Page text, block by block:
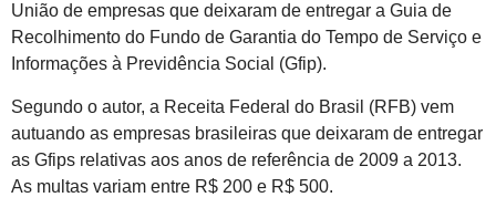
União de empresas que deixaram de entregar a Guia de
Recolhimento do Fundo de Garantia do Tempo de Serviço e
Informações à Previdência Social (Gfip).
Segundo o autor, a Receita Federal do Brasil (RFB) vem
autuando as empresas brasileiras que deixaram de entregar
as Gfips relativas aos anos de referência de 2009 a 2013.
As multas variam entre R$ 200 e R$ 500.